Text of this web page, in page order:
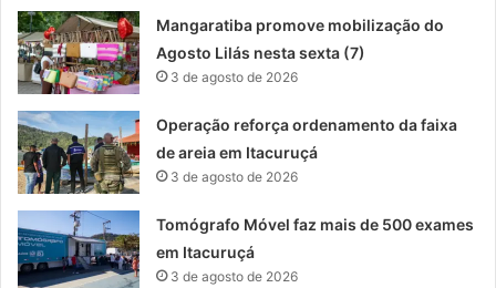
Mangaratiba promove mobilização do
Agosto Lilás nesta sexta (7)
3 de agosto de 2026
Operação reforça ordenamento da faixa
de areia em Itacuruçá
3 de agosto de 2026
Tomógrafo Móvel faz mais de 500 exames
em Itacuruçá
3 de agosto de 2026